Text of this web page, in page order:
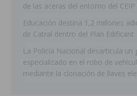
de las aceras del entorno del
Educación destina 1,2 millones
de Catral dentro del Plan Edificant
La Policía Nacional desarticula un
especializado en el robo de
mediante la clonación de llaves